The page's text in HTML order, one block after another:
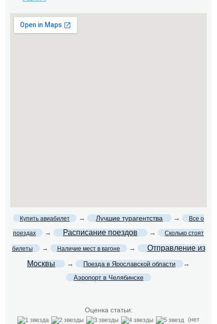
Купить авиабилет → Лучшие турагентства → Все о
поездах → Расписание поездов → Сколько стоят
билеты → Наличие мест в вагоне →
Отправление из
Москвы
→ Поезда в Ярославской области →
Аэропорт в Челябинске
Оценка статьи:
(нет